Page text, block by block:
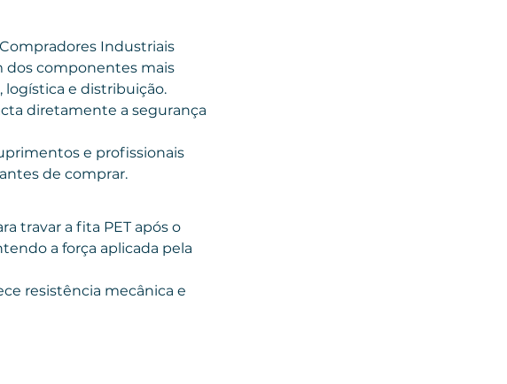
Industriais
dos componentes mais
logística e distribuição.
diretamente a segurança
e profissionais
de comprar.
travar a fita PET após o
a força aplicada pela
resistência mecânica e